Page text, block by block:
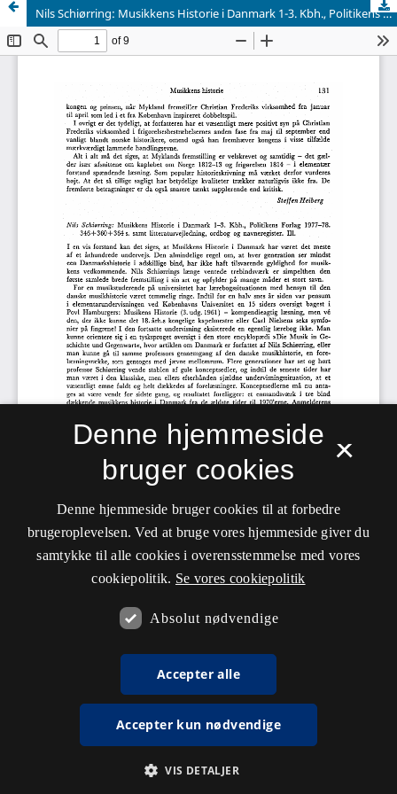
Nils Schiørring: Musikkens Historie i Danmark 1-3. Kbh., Politikens Forlag 1977-78. 346+360+364 s. samt litteraturvejledning, ordbog og navneregister. Ill.
×
Denne hjemmeside
bruger cookies
Denne hjemmeside bruger cookies til at forbedre
brugeroplevelsen. Ved at bruge vores hjemmeside giver du
samtykke til alle cookies i overensstemmelse med vores
cookiepolitik. Se vores cookiepolitik
Absolut nødvendige
Accepter alle
Accepter kun nødvendige
VIS DETALJER